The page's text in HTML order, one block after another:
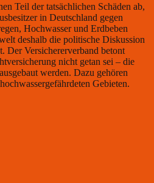
Teil der tatsächlichen Schäden ab,
in Deutschland gegen
Hochwasser und Erdbeben
deshalb die politische Diskussion
Der Versichererverband betont
nicht getan sei – die
werden. Dazu gehören
Gebieten.